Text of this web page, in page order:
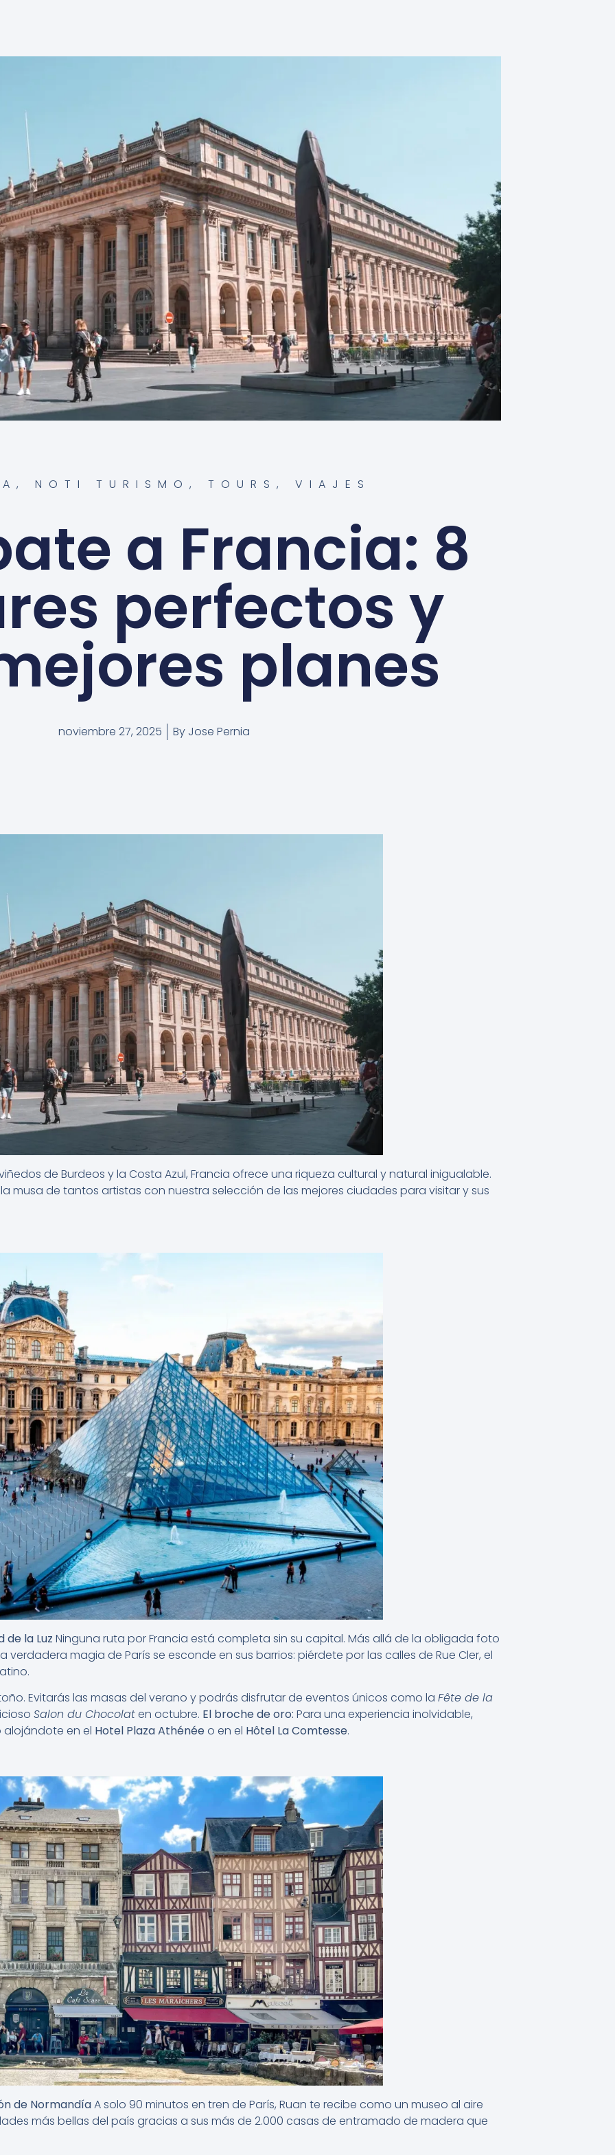
, NOTI TURISMO , TOURS , VIAJES
a Francia: 8
perfectos y
planes
noviembre 27, 2025 ByJose Pernia
de Burdeos y la Costa Azul, Francia ofrece una riqueza cultural y natural inigualable.
musa de tantos artistas con nuestra selección de las mejores ciudades para visitar y sus
de la Luz Ninguna ruta por Francia está completa sin su capital. Más allá de la obligada foto
verdadera magia de París se esconde en sus barrios: piérdete por las calles de Rue Cler, el
Evitarás las masas del verano y podrás disfrutar de eventos únicos como la Fête de la
Salon du Chocolaten octubre. El broche de oro: Para una experiencia inolvidable,
alojándote en el Hotel Plaza Athénéeo en el Hôtel La Comtesse.
de NormandíaA solo 90 minutos en tren de París, Ruan te recibe como un museo al aire
más bellas del país gracias a sus más de 2.000 casas de entramado de madera que